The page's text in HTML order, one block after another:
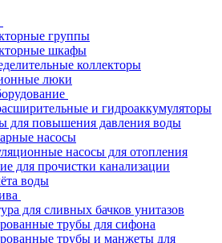
группы
шкафы
коллекторы
люки
и гидроаккумуляторы
для повышения давления воды
насосы
насосы для отопления
для прочистки канализации
воды
для сливных бачков унитазов
трубы для сифона
трубы и манжеты для